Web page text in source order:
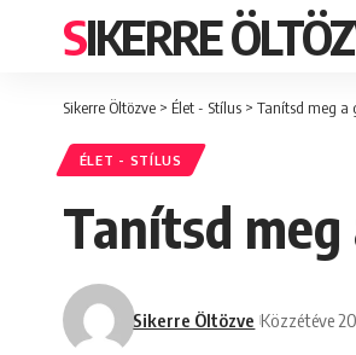
SIKERRE
Sikerre Öltözve > Élet - Stílus > Tanítsd meg a
ÉLET - STÍLUS
Tanítsd
Sikerre Öltözve Közzétéve